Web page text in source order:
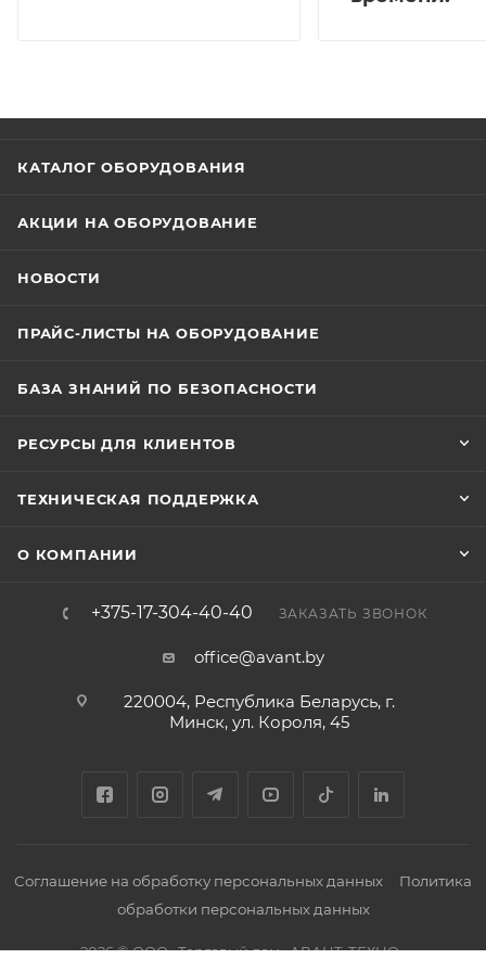
КАТАЛОГ ОБОРУДОВАНИЯ
АКЦИИ НА ОБОРУДОВАНИЕ
НОВОСТИ
ПРАЙС-ЛИСТЫ НА ОБОРУДОВАНИЕ
БАЗА ЗНАНИЙ ПО БЕЗОПАСНОСТИ
РЕСУРСЫ ДЛЯ КЛИЕНТОВ
ТЕХНИЧЕСКАЯ ПОДДЕРЖКА
О КОМПАНИИ
+375-17-304-40-40 ЗАКАЗАТЬ ЗВОНОК
office@avant.by
220004, Республика Беларусь, г.
Минск, ул. Короля, 45
Соглашение на обработку персональных данных
Политика
обработки персональных данных
2026 © ООО «Торговый дом «АВАНТ-ТЕХНО»